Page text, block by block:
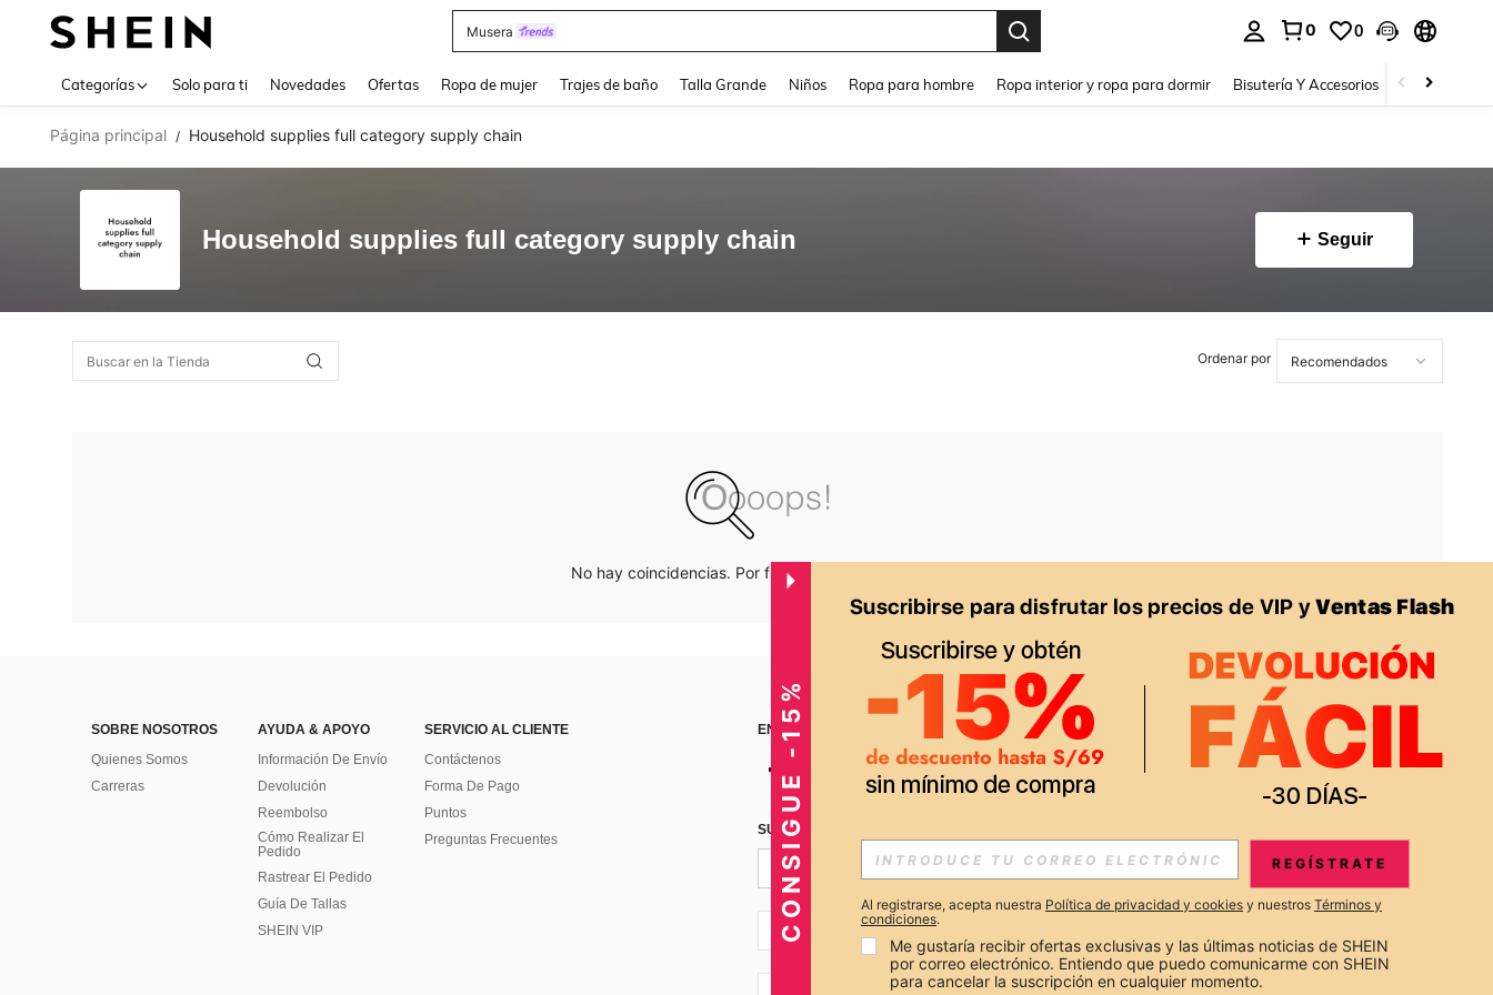
Musera
0 0
Categorías Solo para ti Novedades Ofertas Ropa de mujer Trajes de baño Talla Grande Niños Ropa para hombre Ropa interior y ropa para dormir Bisutería Y Accesorios Zapatos
Página principal / Household supplies full category supply chain
Household supplies full category supply chain Seguir
Ordenar por
No hay coincidencias. Por favor inténtalo de nuevo.
SOBRE NOSOTROS
Quienes Somos
Carreras
AYUDA & APOYO
Información De Envío
Devolución
Reembolso
Cómo Realizar El
Pedido
Rastrear El Pedido
Guía De Tallas
SHEIN VIP
SERVICIO AL CLIENTE
Contáctenos
Forma De Pago
Puntos
Preguntas Frecuentes
ENCUÉNTRANOS EN APP
SUSCRÍBETE PARA RECIBIR OFERTAS EXCLUSIVAS, PROMOCIONES Y NOTICIAS DE SHEIN
Suscribir
PE + 51
CONSIGUE -15% REGÍSTRATE
Al registrarse, acepta nuestra Política de privacidad y cookies y nuestros Términos y
condiciones.
Me gustaría recibir ofertas exclusivas y las últimas noticias de SHEIN
por correo electrónico. Entiendo que puedo comunicarme con SHEIN
para cancelar la suscripción en cualquier momento.